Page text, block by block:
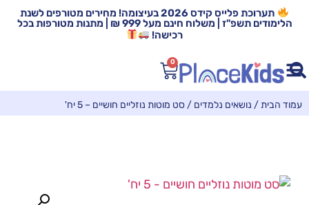
תערוכת פלייס קידס 2026 בעיצומה! מחירים מטורפים לשנת
הלימודים תשפ"ז | משלוח חינם מעל 999 ₪ | מתנות מטורפות בכל
רכישה!
0
עמוד הבית/ נושאים נלמדים / סט מוטות נוזליים חושיים – 5 יח'